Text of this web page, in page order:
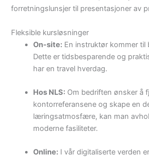
forretningslunsjer til presentasjoner av
Fleksible kursløsninger
On-site: En instruktør kommer til
Dette er tidsbesparende og
har en travel hverdag.
Hos NLS: Om bedriften ønsker å
kontorreferansene og skape en
læringsatmosfære, kan man
moderne fasiliteter.
Online: I vår digitaliserte verden